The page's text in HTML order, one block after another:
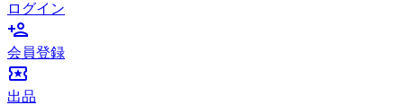
ログイン
person_add
会員登録
local_activity
出品